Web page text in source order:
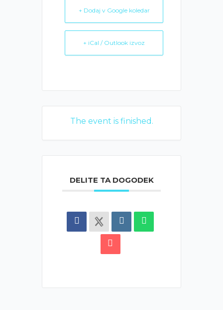
+ Dodaj v Google koledar
+ iCal / Outlook izvoz
The event is finished.
DELITE TA DOGODEK